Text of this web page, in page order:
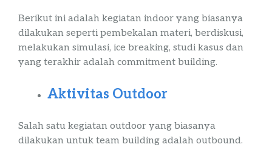
Berikut ini adalah kegiatan indoor yang biasanya
dilakukan seperti pembekalan materi, berdiskusi,
melakukan simulasi, ice breaking, studi kasus dan
yang terakhir adalah commitment building.
Aktivitas Outdoor
Salah satu kegiatan outdoor yang biasanya
dilakukan untuk team building adalah outbound.